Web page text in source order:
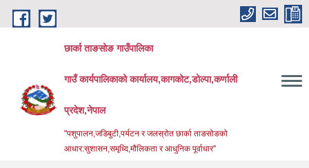
Skip to main content
छार्का ताङसोङ गाउँपालिका
गाउँ कार्यपालिकाको कार्यालय,कागकोट,डोल्पा,कर्णाली
प्रदेश,नेपाल
"पशुपालन,जडिबुटी,पर्यटन र जलस्रोत छार्का ताङसोङको
आधार:सुशासन,समृध्दि,मौलिकता र आधुनिक पूर्वाधार''